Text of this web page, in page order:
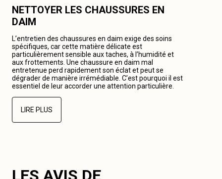
NETTOYER LES CHAUSSURES EN
DAIM
L’entretien des chaussures en daim exige des soins
spécifiques, car cette matière délicate est
particulièrement sensible aux taches, à l’humidité et
aux frottements. Une chaussure en daim mal
entretenue perd rapidement son éclat et peut se
dégrader de manière irrémédiable. C’est pourquoi il est
essentiel de leur accorder une attention particulière.
LIRE PLUS